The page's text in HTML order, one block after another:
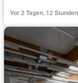
Vor 2 Tagen, 12 Stunden